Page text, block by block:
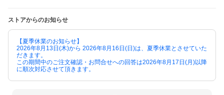
▲まだまだある！パームリディ製品はこちら！
ストアからのお知らせ
【夏季休業のお知らせ】
2026年8月13日(木)から 2026年8月16日(日)は、夏季休業とさせていた
だきます。
この期間中のご注文確認・お問合せへの回答は2026年8月17日(月)以降
に順次対応させて頂きます。